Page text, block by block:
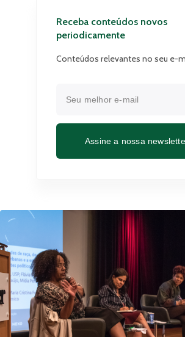
Receba conteúdos novos
periodicamente
Conteúdos relevantes no seu e-
Assine a nossa